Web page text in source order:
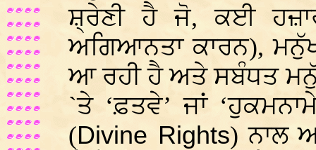
ਸ਼੍ਰੇਣੀ ਹੈ ਜੋ, ਕਈ
ਅਗਿਆਨਤਾ ਕਾਰਨ),
ਆ ਰਹੀ ਹੈ ਅਤੇ ਸਬੰਧਤ
`ਤੇ ‘ਫ਼ਤਵੇ’ ਜਾਂ
(Divine Rights) ਨਾਲ